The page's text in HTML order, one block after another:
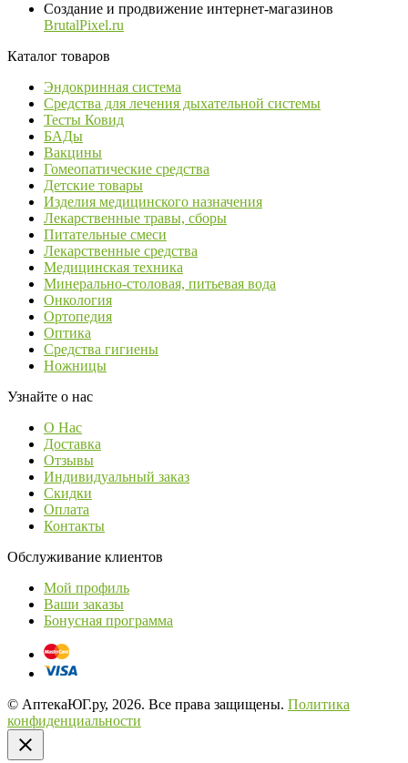
Создание и продвижение интернет-магазинов
BrutalPixel.ru
Каталог товаров
Эндокринная система
Средства для лечения дыхательной системы
Тесты Ковид
БАДы
Вакцины
Гомеопатические средства
Детские товары
Изделия медицинского назначения
Лекарственные травы, сборы
Питательные смеси
Лекарственные средства
Медицинская техника
Минерально-столовая, питьевая вода
Онкология
Ортопедия
Оптика
Средства гигиены
Ножницы
Узнайте о нас
О Нас
Доставка
Отзывы
Индивидуальный заказ
Скидки
Оплата
Контакты
Обслуживание клиентов
Мой профиль
Ваши заказы
Бонусная программа
© АптекаЮГ.ру, 2026. Все права защищены. Политика
конфиденциальности